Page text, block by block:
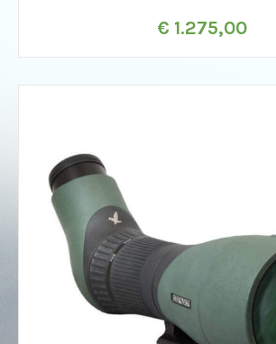
€ 1.275,00